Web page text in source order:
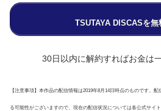
TSUTAYA DISCASを無
30日以内に解約すればお金は
【注意事項】本作品の配信情報は2019年8月14日時点のものです。
る可能性がございますので、現在の配信状況については各公式サイ